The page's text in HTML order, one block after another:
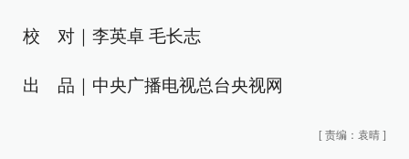
校 对｜李英卓 毛长志
出 品｜中央广播电视总台央视网
[ 责编：袁晴 ]